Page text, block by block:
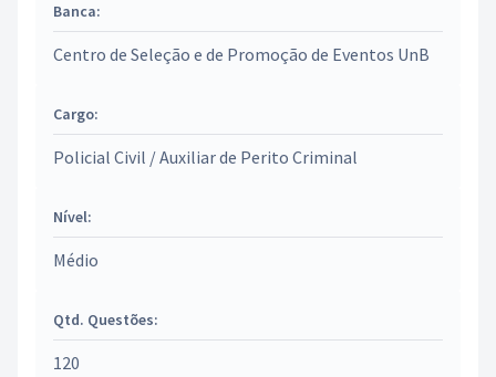
Banca:
Centro de Seleção e de Promoção de Eventos UnB
Cargo:
Policial Civil / Auxiliar de Perito Criminal
Nível:
Médio
Qtd. Questões:
120